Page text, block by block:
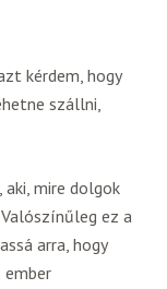
kérdem, hogy
szállni,
aki, mire dolgok
ez a
arra, hogy
ember